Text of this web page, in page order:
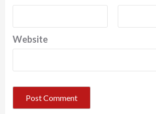
Website